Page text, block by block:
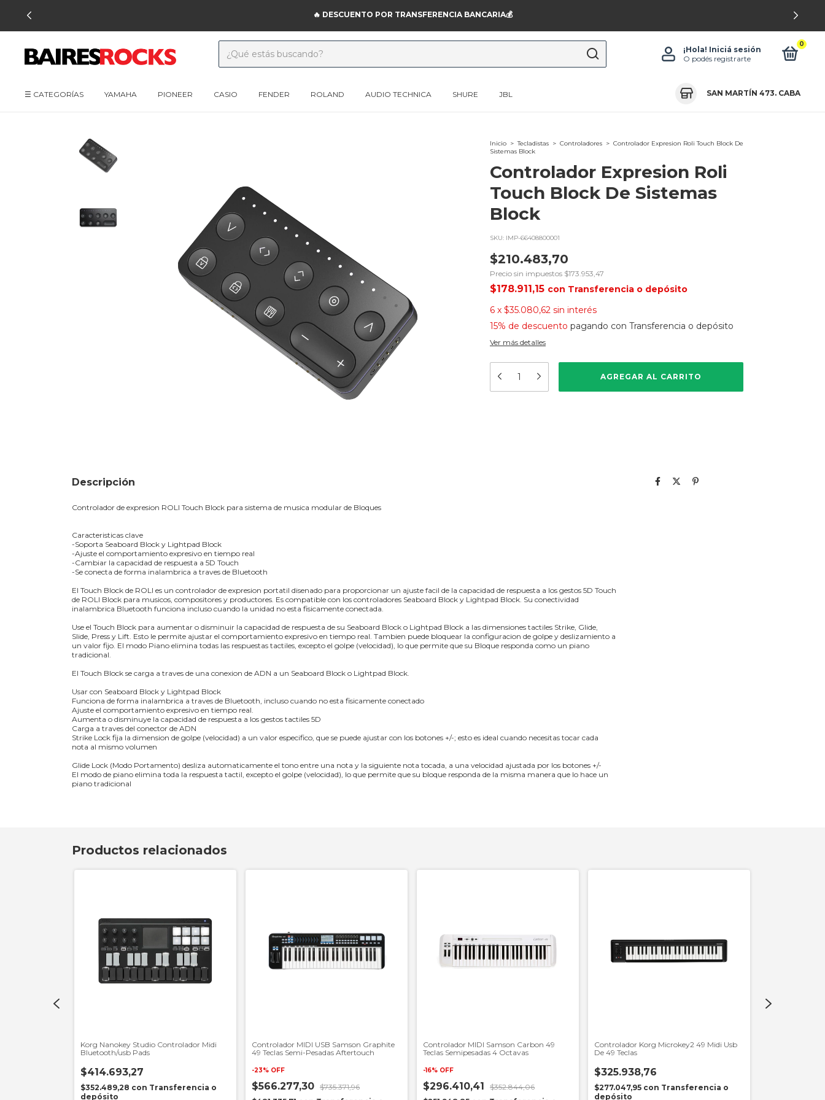
🔥 DESCUENTO POR TRANSFERENCIA BANCARIA💰
¡Hola! Iniciá sesión
O podés registrarte
0
☰ CATEGORÍAS YAMAHA PIONEER CASIO FENDER ROLAND AUDIO TECHNICA SHURE JBL SAN MARTÍN 473. CABA
Inicio > Tecladistas > Controladores > Controlador Expresion Roli Touch Block De
Sistemas Block
Controlador Expresion Roli
Touch Block De Sistemas
Block
SKU: IMP-66408800001
$210.483,70
Precio sin impuestos $173.953,47
$178.911,15 con Transferencia o depósito
6 x $35.080,62 sin interés
15% de descuento pagando con Transferencia o depósito
Ver más detalles
Descripción
Controlador de expresion ROLI Touch Block para sistema de musica modular de Bloques
Caracteristicas clave
-Soporta Seaboard Block y Lightpad Block
-Ajuste el comportamiento expresivo en tiempo real
-Cambiar la capacidad de respuesta a 5D Touch
-Se conecta de forma inalambrica a traves de Bluetooth
El Touch Block de ROLI es un controlador de expresion portatil disenado para proporcionar un ajuste facil de la capacidad de respuesta a los gestos 5D Touch
de ROLI Block para musicos, compositores y productores. Es compatible con los controladores Seaboard Block y Lightpad Block. Su conectividad
inalambrica Bluetooth funciona incluso cuando la unidad no esta fisicamente conectada.
Use el Touch Block para aumentar o disminuir la capacidad de respuesta de su Seaboard Block o Lightpad Block a las dimensiones tactiles Strike, Glide,
Slide, Press y Lift. Esto le permite ajustar el comportamiento expresivo en tiempo real. Tambien puede bloquear la configuracion de golpe y deslizamiento a
un valor fijo. El modo Piano elimina todas las respuestas tactiles, excepto el golpe (velocidad), lo que permite que su Bloque responda como un piano
tradicional.
El Touch Block se carga a traves de una conexion de ADN a un Seaboard Block o Lightpad Block.
Usar con Seaboard Block y Lightpad Block
Funciona de forma inalambrica a traves de Bluetooth, incluso cuando no esta fisicamente conectado
Ajuste el comportamiento expresivo en tiempo real.
Aumenta o disminuye la capacidad de respuesta a los gestos tactiles 5D
Carga a traves del conector de ADN
Strike Lock fija la dimension de golpe (velocidad) a un valor especifico, que se puede ajustar con los botones +/-; esto es ideal cuando necesitas tocar cada
nota al mismo volumen
Glide Lock (Modo Portamento) desliza automaticamente el tono entre una nota y la siguiente nota tocada, a una velocidad ajustada por los botones +/-
El modo de piano elimina toda la respuesta tactil, excepto el golpe (velocidad), lo que permite que su bloque responda de la misma manera que lo hace un
piano tradicional
Productos relacionados
Korg Nanokey Studio Controlador Midi
Bluetooth/usb Pads
$414.693,27
$352.489,28 con Transferencia o
depósito
Controlador MIDI USB Samson Graphite
49 Teclas Semi-Pesadas Aftertouch
-23% OFF
$566.277,30 $735.371,96
Controlador MIDI Samson Carbon 49
Teclas Semipesadas 4 Octavas
-16% OFF
$296.410,41
$352.844,06
Controlador Korg Microkey2 49 Midi Usb
De 49 Teclas
$325.938,76
$277.047,95 con Transferencia o
depósito